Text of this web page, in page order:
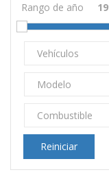
Rango de año
Vehículos
Modelo
Combustible
Reiniciar